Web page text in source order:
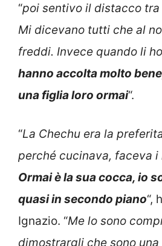
“poi sentivo il distacco tra
Mi dicevano tutti che al
freddi. Invece quando li
hanno accolta molto
una figlia loro ormai“.
“La Chechu era la
perché cucinava, faceva i
Ormai è la sua cocca, io
quasi in secondo piano“,
Ignazio. “Me lo sono
dimostrargli che sono una